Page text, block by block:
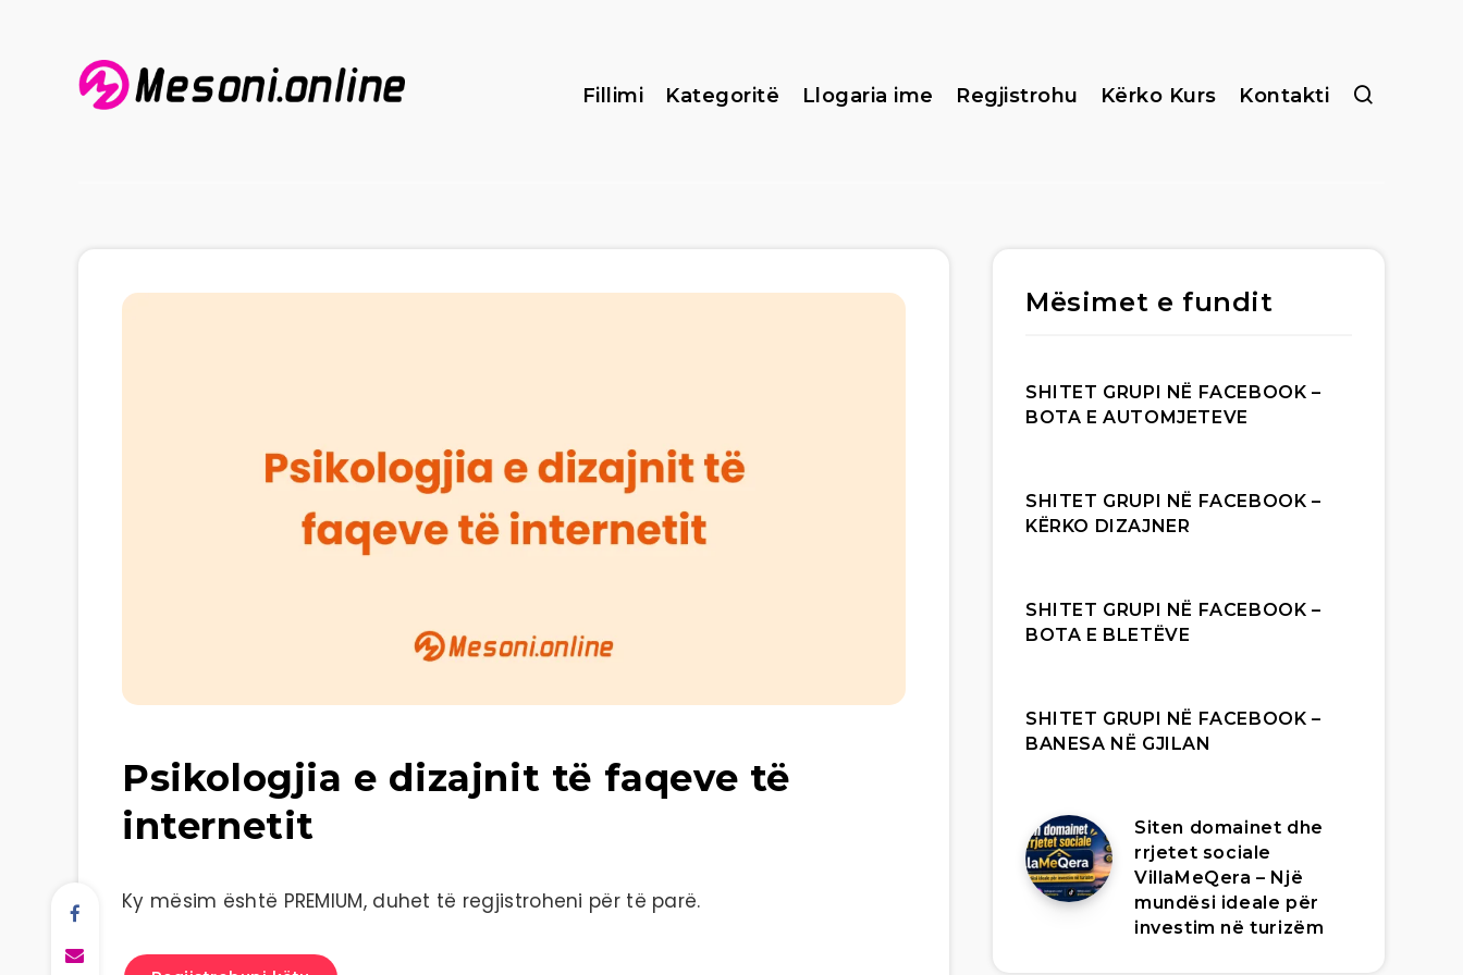
Fillimi Kategoritë Llogaria ime Regjistrohu Kërko Kurs Kontakti
Psikologjia e dizajnit të faqeve të
internetit
Ky mësim është PREMIUM, duhet të regjistroheni për të parë.
Mësimet e fundit
SHITET GRUPI NË FACEBOOK –
BOTA E AUTOMJETEVE
SHITET GRUPI NË FACEBOOK –
KËRKO DIZAJNER
SHITET GRUPI NË FACEBOOK –
BOTA E BLETËVE
SHITET GRUPI NË FACEBOOK –
BANESA NË GJILAN
Siten domainet dhe
rrjetet sociale
VillaMeQera – Një
mundësi ideale për
investim në turizëm